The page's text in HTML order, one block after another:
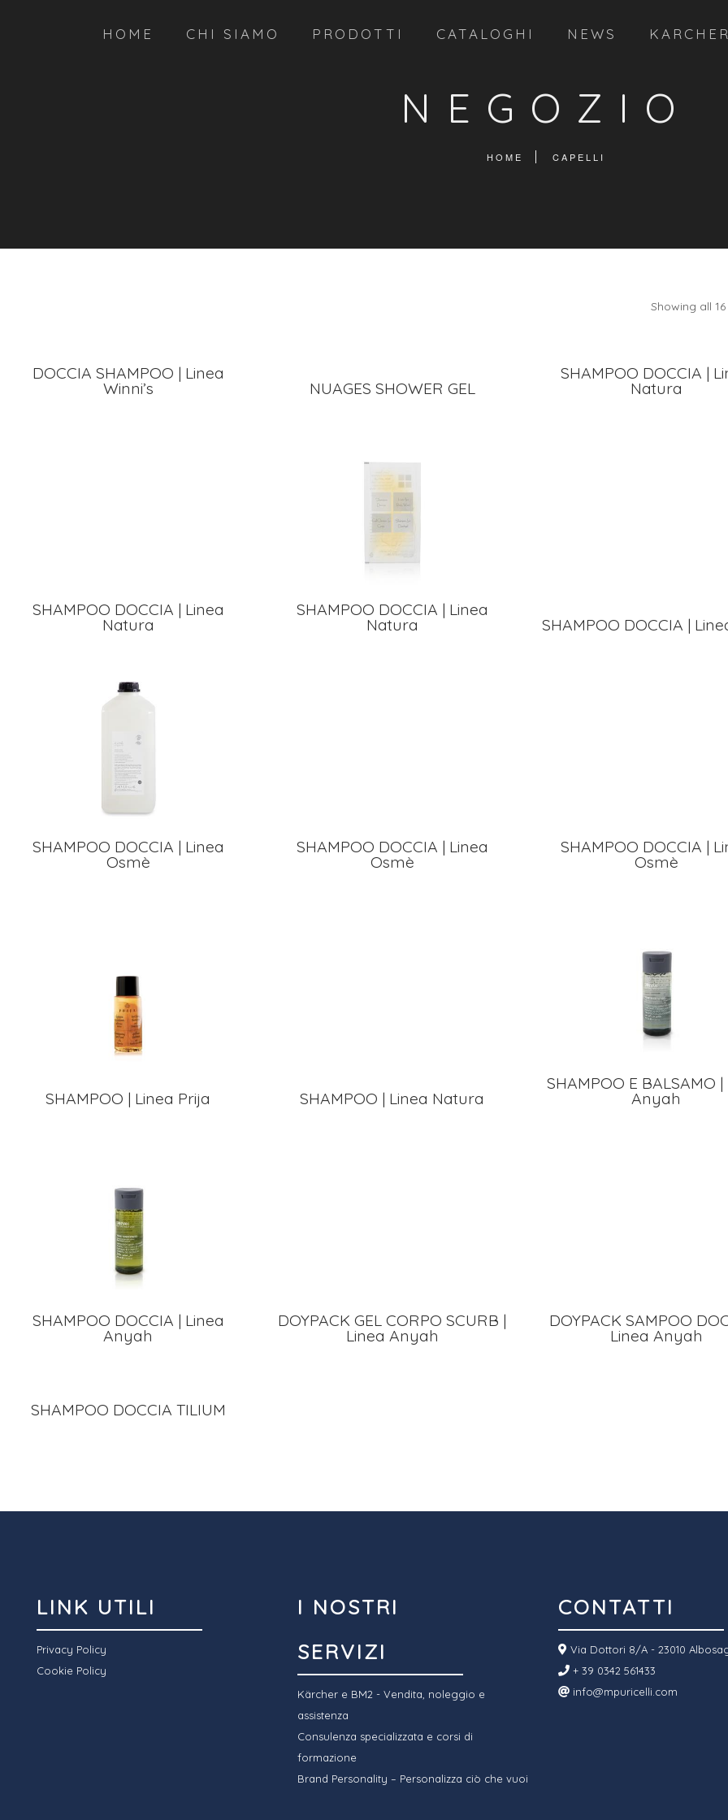
HOME CHI SIAMO PRODOTTI CATALOGHI NEWS
NEGOZIO
HOME CAPELLI
Showing all
DOCCIA SHAMPOO | Linea
Winni’s NUAGES SHOWER GEL
SHAMPOO DOCCIA |
Natura
SHAMPOO DOCCIA | Linea
Natura
SHAMPOO DOCCIA | Linea
Natura SHAMPOO DOCCIA |
SHAMPOO DOCCIA | Linea
Osmè
SHAMPOO DOCCIA | Linea
Osmè
SHAMPOO DOCCIA |
Osmè
SHAMPOO | Linea Prija SHAMPOO | Linea Natura
SHAMPOO E BALSAMO
Anyah
SHAMPOO DOCCIA | Linea
Anyah
DOYPACK GEL CORPO SCURB |
Linea Anyah
DOYPACK SAMPOO
Linea Anyah
SHAMPOO DOCCIA TILIUM
LINK UTILI
Privacy Policy
Cookie Policy
I NOSTRI
SERVIZI
Kärcher e BM2 - Vendita, noleggio e
assistenza
Consulenza specializzata e corsi di
formazione
Brand Personality – Personalizza ciò che vuoi
CONTATTI
Via Dottori 8/A - 23010
+ 39 0342 561433
info@mpuricelli.com